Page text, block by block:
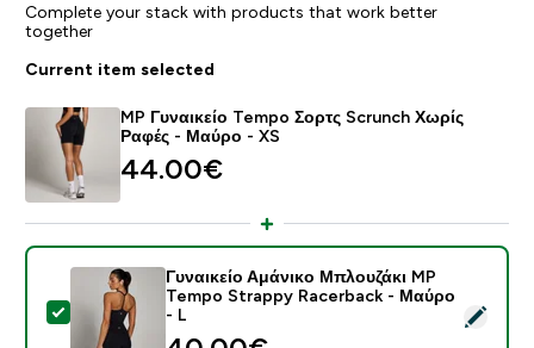
Complete your stack with products that work better
together
Current item selected
MP Γυναικείο Tempo Σορτς Scrunch Χωρίς
Ραφές - Μαύρο - XS
44.00€‎
Select this product - Γυναικείο Αμάνικο Μπλουζάκι
Γυναικείο Αμάνικο Μπλουζάκι MP
Tempo Strappy Racerback - Μαύρο
- L